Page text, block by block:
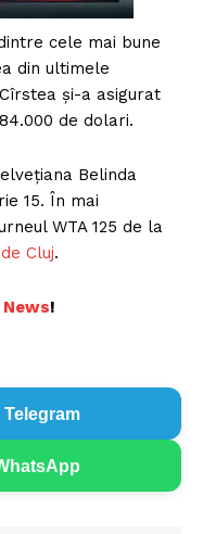
cele mai bune
din ultimele
şi-a asigurat
de dolari.
Belinda
15. În mai
WTA 125 de la
Cluj.
News!